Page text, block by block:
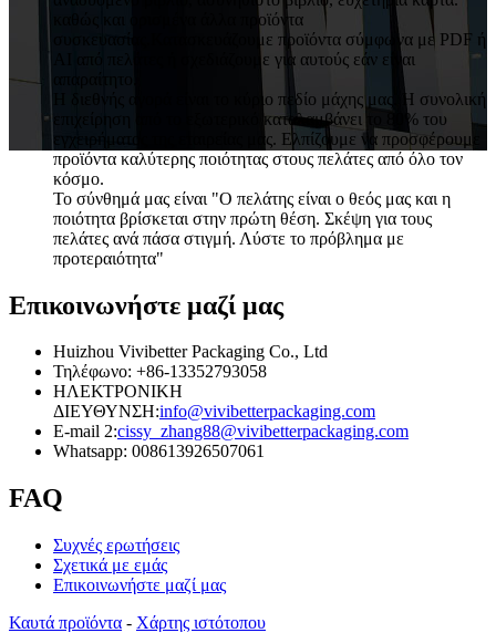
καθώς και ορισμένα άλλα προϊόντα
συσκευασίας.Κατασκευάζουμε προϊόντα σύμφωνα με PDF ή
AI από πελάτες ή σχεδιάζουμε για αυτούς εάν είναι
Η διεθνής αγορά είναι το κύριο πεδίο μάχης μας. Η συνολική
επιχείρηση από το εξωτερικό καταλαμβάνει το 80% του
εγχειρήματος της εταιρείας μας. Ελπίζουμε να προσφέρουμε
προϊόντα καλύτερης ποιότητας στους πελάτες από όλο τον
κόσμο.
Το σύνθημά μας είναι "Ο πελάτης είναι ο θεός μας και η
ποιότητα βρίσκεται στην πρώτη θέση. Σκέψη για τους
πελάτες ανά πάσα στιγμή. Λύστε το πρόβλημα με
προτεραιότητα"
Επικοινωνήστε μαζί μας
Huizhou Vivibetter Packaging Co., Ltd
Τηλέφωνο: +86-13352793058
ΗΛΕΚΤΡΟΝΙΚΗ
ΔΙΕΥΘΥΝΣΗ:info@vivibetterpackaging.com
E-mail 2:cissy_zhang88@vivibetterpackaging.com
Whatsapp: 008613926507061
FAQ
Συχνές ερωτήσεις
Σχετικά με εμάς
Επικοινωνήστε μαζί μας
Καυτά προϊόντα - Χάρτης ιστότοπου